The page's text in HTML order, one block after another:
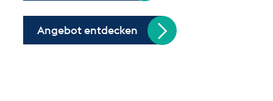
Angebot entdecken